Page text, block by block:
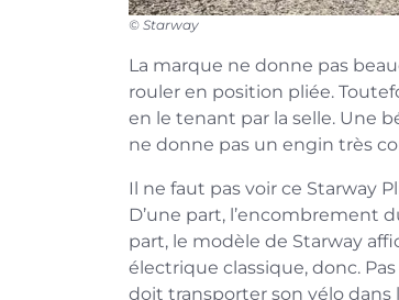
© Starway
La marque ne donne pas
rouler en position pliée.
en le tenant par la selle. Une
ne donne pas un engin très
Il ne faut pas voir ce Starway
D’une part, l’encombrement
part, le modèle de Starway
électrique classique, donc.
doit transporter son vélo